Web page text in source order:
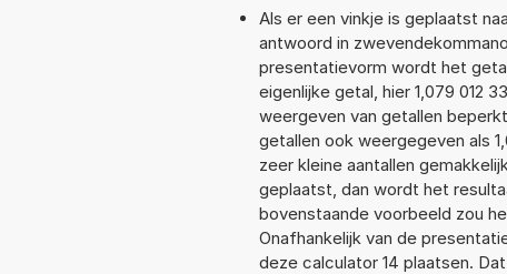
Als er een vinkje is geplaatst
antwoord in
presentatievorm wordt het
eigenlijke getal, hier 1,079 012
weergeven van getallen
getallen ook weergegeven als
zeer kleine aantallen
geplaatst, dan wordt het
bovenstaande voorbeeld zou
Onafhankelijk van de
deze calculator 14 plaatsen.